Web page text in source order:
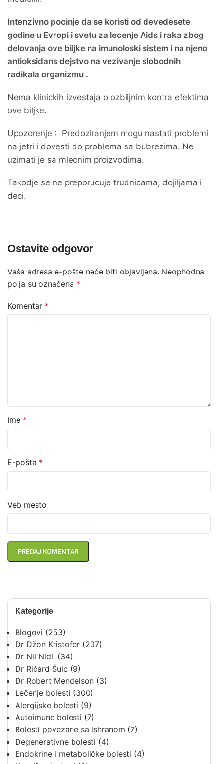
Kategorije
Blogovi (253)
Dr Džon Kristofer (207)
Dr Nil Nidli (34)
Dr Ričard Šulc (9)
Dr Robert Mendelson (3)
Lečenje bolesti (300)
Alergijske bolesti (9)
Autoimune bolesti (7)
Bolesti povezane sa ishranom (7)
Degenerativne bolesti (4)
Endokrine i metaboličke bolesti (4)
Intenzivno pocinje da se koristi od devedesete
godine u Evropi i svetu za lecenje Aids i raka zbog
delovanja ove biljke na imunoloski sistem i na njeno
antioksidans dejstvo na vezivanje slobodnih
radikala organizmu .
Nema klinickih izvestaja o ozbiljnim kontra efektima
ove biljke.
Upozorenje : Predoziranjem mogu nastati problemi
na jetri i dovesti do problema sa bubrezima. Ne
uzimati je sa mlecnim proizvodima.
Takodje se ne preporucuje trudnicama, dojiljama i
deci.
Ostavite odgovor
Vaša adresa e-pošte neće biti objavljena. Neophodna
polja su označena *
Komentar *
Ime *
E-pošta *
Veb mesto